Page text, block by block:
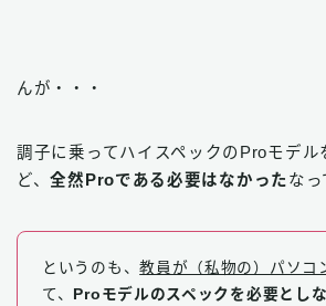
んが・・・
調子に乗ってハイスペックのProモデル
ど、全然Proである必要はなかったなっ
というのも、教員が（私物の）パソコ
て、
Proモデルのスペックを必要とし